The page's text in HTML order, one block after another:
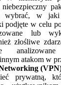
wybrać, w
podjęte w celu
lub
złośliwe
atakom w
prywatną,